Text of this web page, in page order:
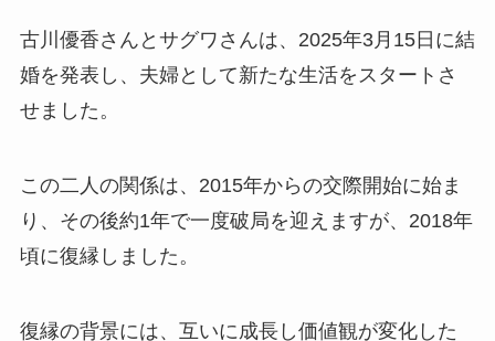
古川優香さんとサグワさんは、2025年3月15日に結
婚を発表し、夫婦として新たな生活をスタートさ
せました。
この二人の関係は、2015年からの交際開始に始ま
り、その後約1年で一度破局を迎えますが、2018年
頃に復縁しました。
復縁の背景には、互いに成長し価値観が変化した